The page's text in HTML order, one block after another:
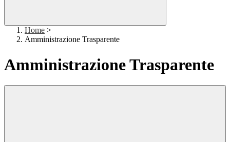
Home >
Amministrazione Trasparente
Amministrazione Trasparente